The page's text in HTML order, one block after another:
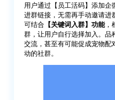
用户通过【员工活码】添加
进群链接，无需再手动邀请
可结合 【关键词入群】功能，
群，让用户自行选择加入。品
交流，甚至有可能促成宠物配
动的社群。